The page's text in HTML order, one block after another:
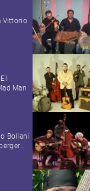
Vittorio
Man
Bollani